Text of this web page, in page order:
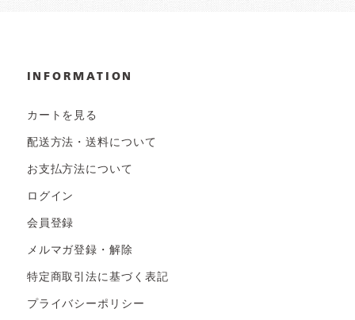
INFORMATION
カートを見る
配送方法・送料について
お支払方法について
ログイン
会員登録
メルマガ登録・解除
特定商取引法に基づく表記
プライバシーポリシー